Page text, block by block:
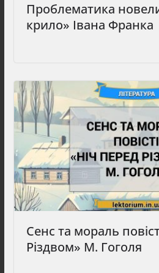
Проблематика
крило» Івана Франка
Сенс та мораль
Різдвом» М. Гоголя